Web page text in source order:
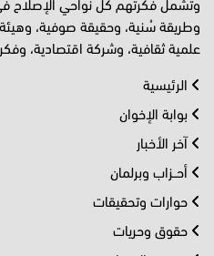
وطريقة سُنية، وحقيقة صوفية،
علمية ثقافية، وشركة اقتصادية،
الرئيسية
بوابة الإخوان
آخر الأخبار
أحــزاب وبرلمان
حوارات وتحقيقات
حقوق وحريات